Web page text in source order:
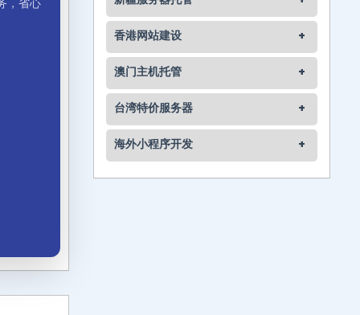
，省心
香港网站建设 +
澳门主机托管 +
台湾特价服务器 +
海外小程序开发 +